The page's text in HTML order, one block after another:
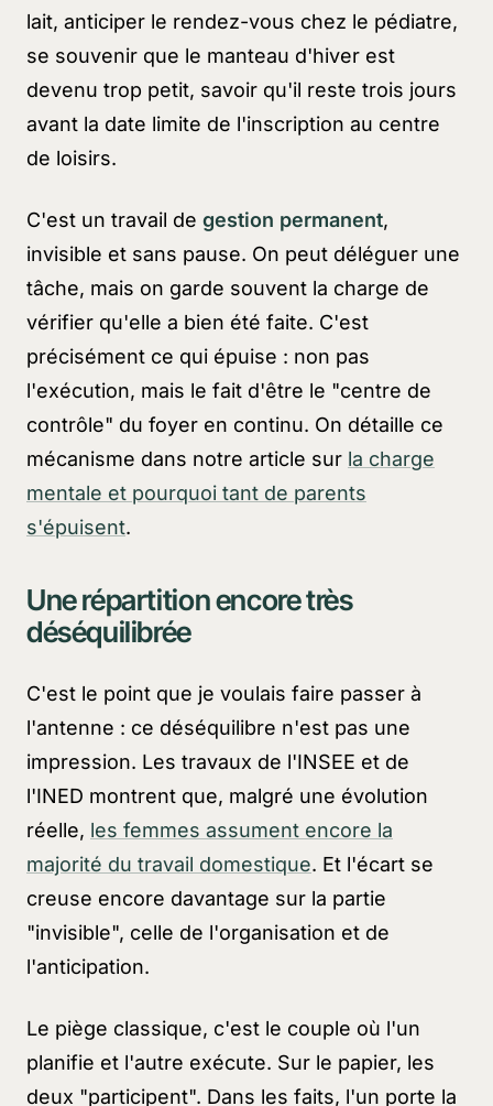
lait, anticiper le rendez-vous chez le pédiatre,
se souvenir que le manteau d'hiver est
devenu trop petit, savoir qu'il reste trois jours
avant la date limite de l'inscription au centre
de loisirs.
C'est un travail de gestion permanent,
invisible et sans pause. On peut déléguer une
tâche, mais on garde souvent la charge de
vérifier qu'elle a bien été faite. C'est
précisément ce qui épuise : non pas
l'exécution, mais le fait d'être le "centre de
contrôle" du foyer en continu. On détaille ce
mécanisme dans notre article sur la charge
mentale et pourquoi tant de parents
s'épuisent.
Une répartition encore très
déséquilibrée
C'est le point que je voulais faire passer à
l'antenne : ce déséquilibre n'est pas une
impression. Les travaux de l'INSEE et de
l'INED montrent que, malgré une évolution
réelle, les femmes assument encore la
majorité du travail domestique. Et l'écart se
creuse encore davantage sur la partie
"invisible", celle de l'organisation et de
l'anticipation.
Le piège classique, c'est le couple où l'un
planifie et l'autre exécute. Sur le papier, les
deux "participent". Dans les faits, l'un porte la